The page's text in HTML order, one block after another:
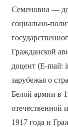
Семеновна —
социально-
Гражданской
доцент (E-mail:
зарубежья о
Белой армии в
отечественной
1917 года и